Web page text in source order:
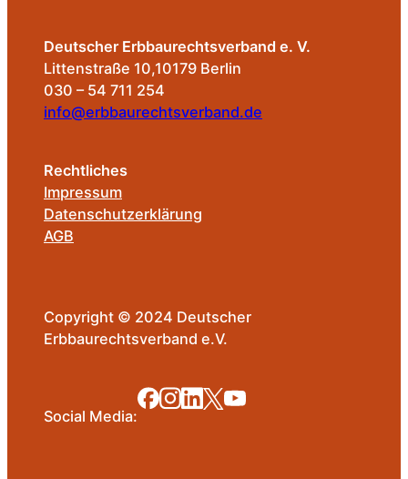
Deutscher Erbbaurechtsverband e. V.
Littenstraße 10,10179 Berlin
030 – 54 711 254
info@erbbaurechtsverband.de
Rechtliches
Impressum
Datenschutzerklärung
AGB
Copyright © 2024 Deutscher
Erbbaurechtsverband e.V.
Social Media: